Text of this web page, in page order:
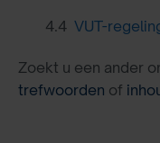
4.4 VUT-
Zoekt u een ander
trefwoorden of